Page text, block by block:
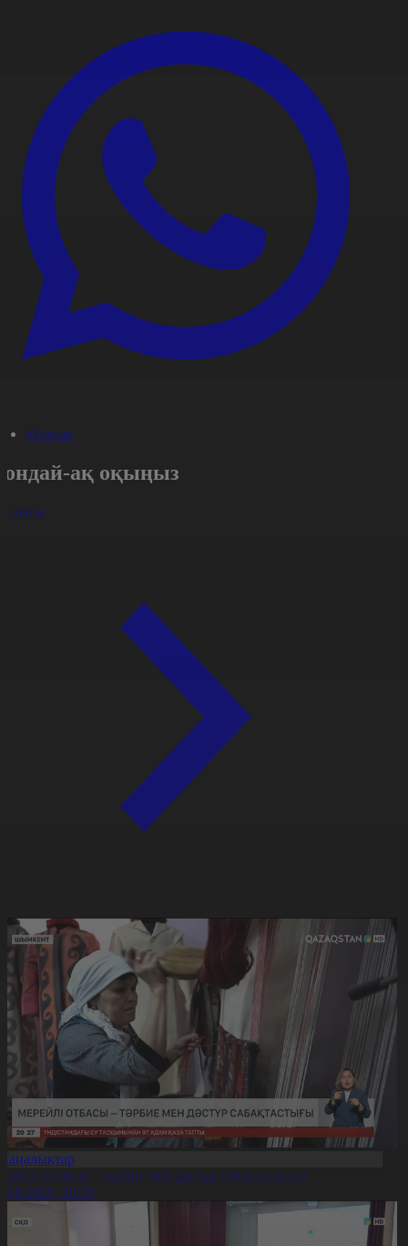
#Қоғам
ақ оқыңыз
отбасы – тәрбие мен дәстүр сабақтастығы
20:19